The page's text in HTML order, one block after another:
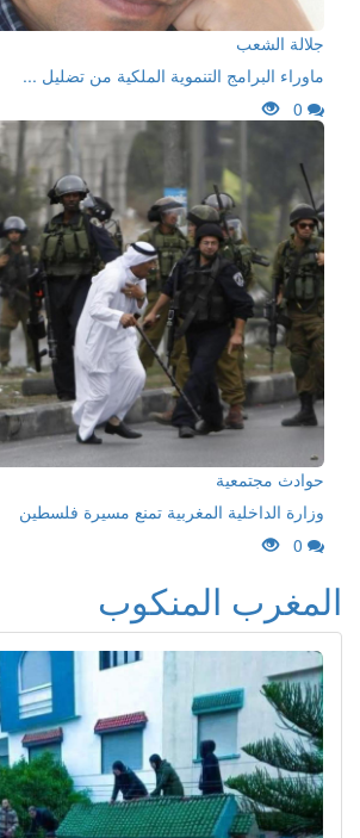
جلالة الشعب
ماوراء البرامج التنموية الملكية من تضليل ...
0
حوادث مجتمعية
وزارة الداخلية المغربية تمنع مسيرة فلسطين
0
المغرب المنكوب